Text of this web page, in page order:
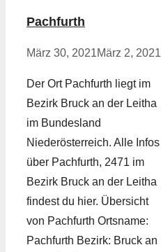
Pachfurth
März 30, 2021März 2, 2021
Der Ort Pachfurth liegt im
Bezirk Bruck an der Leitha
im Bundesland
Niederösterreich. Alle Infos
über Pachfurth, 2471 im
Bezirk Bruck an der Leitha
findest du hier. Übersicht
von Pachfurth Ortsname:
Pachfurth Bezirk: Bruck an